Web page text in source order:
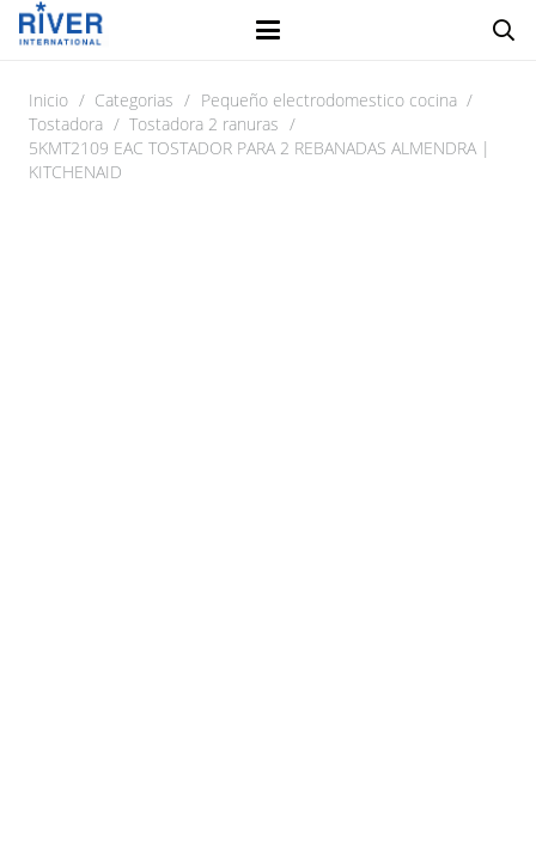
Inicio / Categorias / Pequeño electrodomestico cocina /
Tostadora / Tostadora 2 ranuras /
5KMT2109 EAC TOSTADOR PARA 2 REBANADAS ALMENDRA |
KITCHENAID